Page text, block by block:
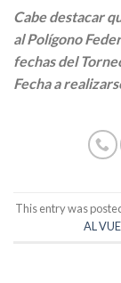
Cabe destacar
al Polígono
fechas del
Fecha a
This entry was
AL